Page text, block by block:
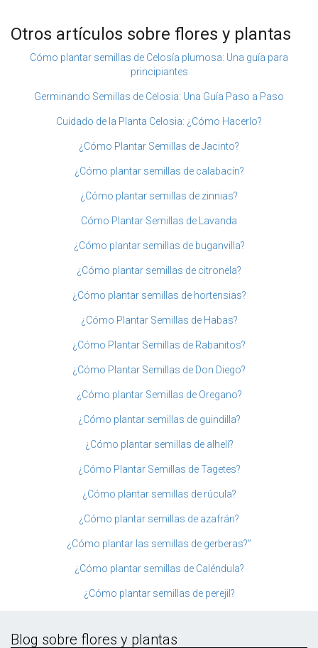
Otros artículos sobre flores y plantas
Cómo plantar semillas de Celosía plumosa: Una guía para
principiantes
Germinando Semillas de Celosia: Una Guía Paso a Paso
Cuidado de la Planta Celosia: ¿Cómo Hacerlo?
¿Cómo Plantar Semillas de Jacinto?
¿Cómo plantar semillas de calabacín?
¿Cómo plantar semillas de zinnias?
Cómo Plantar Semillas de Lavanda
¿Cómo plantar semillas de buganvilla?
¿Cómo plantar semillas de citronela?
¿Cómo plantar semillas de hortensias?
¿Cómo Plantar Semillas de Habas?
¿Cómo Plantar Semillas de Rabanitos?
¿Cómo Plantar Semillas de Don Diego?
¿Cómo plantar Semillas de Oregano?
¿Cómo plantar semillas de guindilla?
¿Cómo plantar semillas de alhelí?
¿Cómo Plantar Semillas de Tagetes?
¿Cómo plantar semillas de rúcula?
¿Cómo plantar semillas de azafrán?
¿Cómo plantar las semillas de gerberas?”
¿Cómo plantar semillas de Caléndula?
¿Cómo plantar semillas de perejil?
Blog sobre flores y plantas